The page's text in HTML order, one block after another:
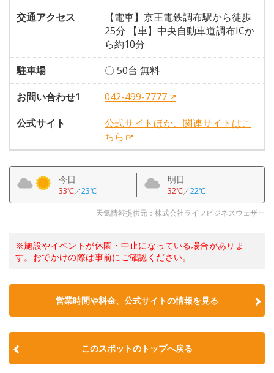
交通アクセス
【電車】京王電鉄調布駅から徒歩
25分 【車】中央自動車道調布ICか
ら約10分
駐車場
〇 50台 無料
お問い合わせ1
042-499-7777
公式サイト
公式サイトほか、関連サイトはこ
ちら
今日
33℃／23℃
明日
32℃／22℃
天気情報提供元：株式会社ライフビジネスウェザー
※施設やイベントが休園・中止になっている場合がありま
す。おでかけの際は事前にご確認ください。
営業時間や料金、公式サイトの情報を見る
このスポットのトップへ戻る